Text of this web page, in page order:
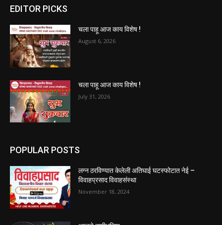
EDITOR PICKS
चला पाहू आज काय विशेष !
August 6, 2026
चला पाहू आज काय विशेष !
July 31, 2026
POPULAR POSTS
लग्न ठरविण्यात केलेली अतिघाई घटस्फोटात नेई –
विवाहप्रसाद विवाहसंस्था
November 18, 2024